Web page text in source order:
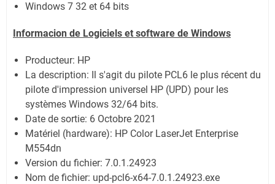
Windows 7 32 et 64 bits
Informacion de Logiciels et software de Windows
Producteur: HP
La description: Il s'agit du pilote PCL6 le plus récent du
pilote d'impression universel HP (UPD) pour les
systèmes Windows 32/64 bits.
Date de sortie: 6 Octobre 2021
Matériel (hardware): HP Color LaserJet Enterprise
M554dn
Version du fichier: 7.0.1.24923
Nom de fichier: upd-pcl6-x64-7.0.1.24923.exe